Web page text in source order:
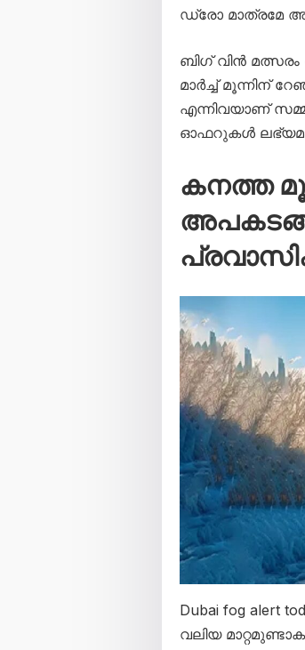
ഡ്രോ മാത്രമേ
ബിഗ് വിൻ മത്സരം
മാർച്ച് മൂന്നിന്
എന്നിവയാണ്
ഓഫറുകൾ
കനത്ത
Dubai fog
വലിയ